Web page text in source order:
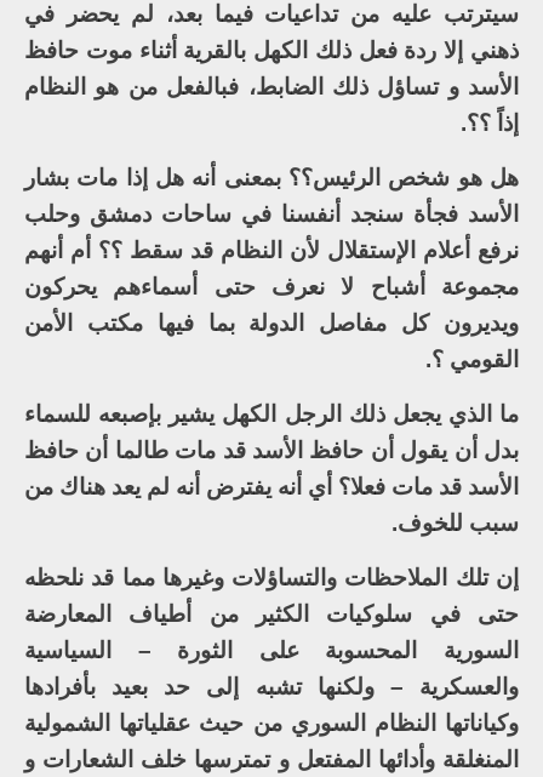
سيترتب عليه من تداعيات فيما بعد، لم يحضر في
ذهني إلا ردة فعل ذلك الكهل بالقرية أثناء موت حافظ
الأسد و تساؤل ذلك الضابط، فبالفعل من هو النظام
إذاً ؟؟.
هل هو شخص الرئيس؟؟ بمعنى أنه هل إذا مات بشار
الأسد فجأة سنجد أنفسنا في ساحات دمشق وحلب
نرفع أعلام الإستقلال لأن النظام قد سقط ؟؟ أم أنهم
مجموعة أشباح لا نعرف حتى أسماءهم يحركون
ويديرون كل مفاصل الدولة بما فيها مكتب الأمن
القومي ؟.
ما الذي يجعل ذلك الرجل الكهل يشير بإصبعه للسماء
بدل أن يقول أن حافظ الأسد قد مات طالما أن حافظ
الأسد قد مات فعلا؟ أي أنه يفترض أنه لم يعد هناك من
سبب للخوف.
إن تلك الملاحظات والتساؤلات وغيرها مما قد نلحظه
حتى في سلوكيات الكثير من أطياف المعارضة
السورية المحسوبة على الثورة – السياسية
والعسكرية – ولكنها تشبه إلى حد بعيد بأفرادها
وكياناتها النظام السوري من حيث عقلياتها الشمولية
المنغلقة وأدائها المفتعل و تمترسها خلف الشعارات و